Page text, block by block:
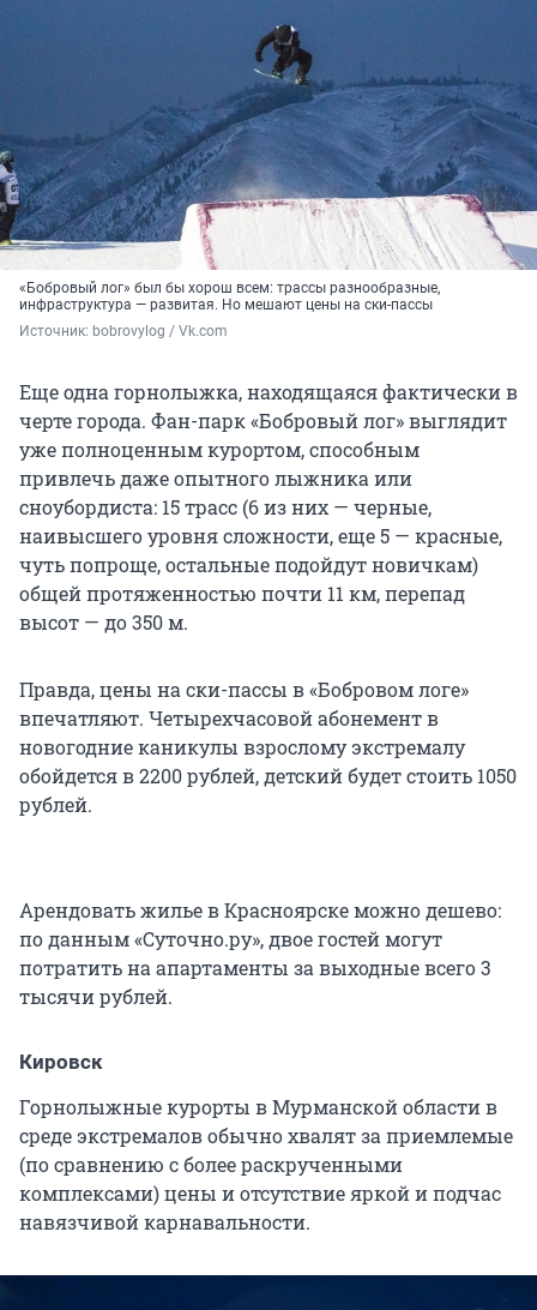
«Бобровый лог» был бы хорош всем: трассы разнообразные,
инфраструктура — развитая. Но мешают цены на ски-пассы
Источник: bobrovylog / Vk.com
Еще одна горнолыжка, находящаяся фактически в
черте города. Фан-парк «Бобровый лог» выглядит
уже полноценным курортом, способным
привлечь даже опытного лыжника или
сноубордиста: 15 трасс (6 из них — черные,
наивысшего уровня сложности, еще 5 — красные,
чуть попроще, остальные подойдут новичкам)
общей протяженностью почти 11 км, перепад
высот — до 350 м.
Правда, цены на ски-пассы в «Бобровом логе»
впечатляют. Четырехчасовой абонемент в
новогодние каникулы взрослому экстремалу
обойдется в 2200 рублей, детский будет стоить 1050
рублей.
Арендовать жилье в Красноярске можно дешево:
по данным «Суточно.ру», двое гостей могут
потратить на апартаменты за выходные всего 3
тысячи рублей.
Кировск
Горнолыжные курорты в Мурманской области в
среде экстремалов обычно хвалят за приемлемые
(по сравнению с более раскрученными
комплексами) цены и отсутствие яркой и подчас
навязчивой карнавальности.